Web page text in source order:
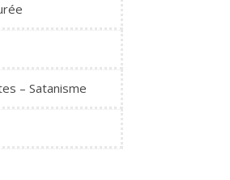
– Satanisme